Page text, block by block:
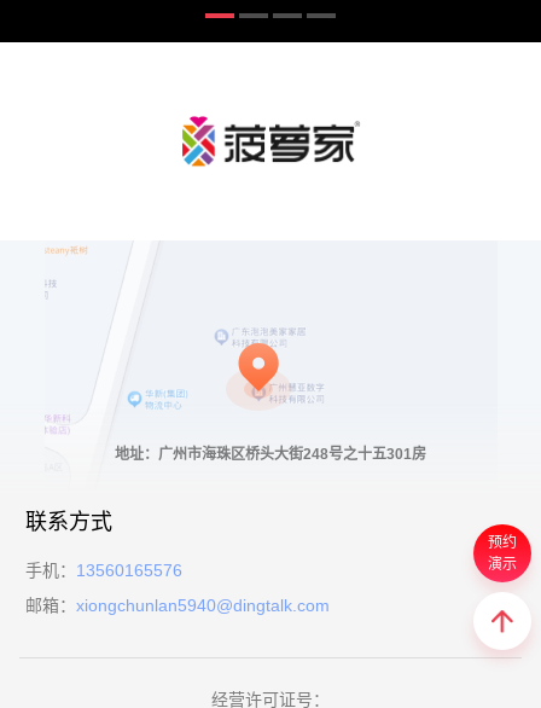
地址：广州市海珠区桥头大街248号之十五301房
预约
演示
联系方式
手机： 13560165576
邮箱： xiongchunlan5940@dingtalk.com
经营许可证号：